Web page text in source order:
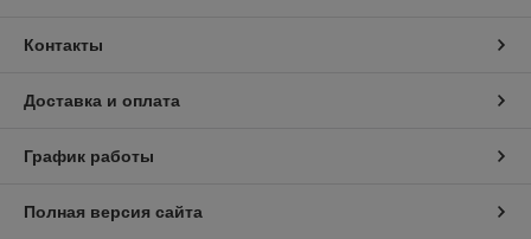
Контакты
Доставка и оплата
График работы
Полная версия сайта